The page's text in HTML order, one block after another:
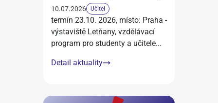
10.07.2026 Učitel
termín 23.10. 2026, místo: Praha -
výstaviště Letňany, vzdělávací
program pro studenty a učitele...
Detail aktuality